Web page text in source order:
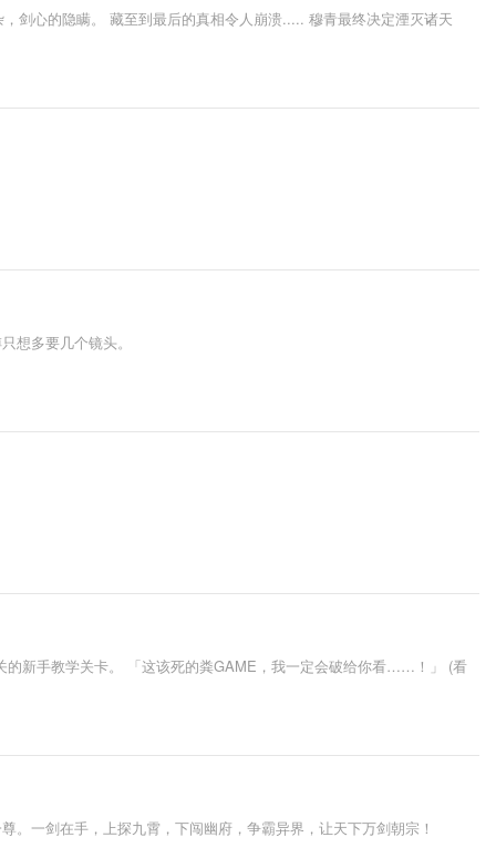
剑心的隐瞒。 藏至到最后的真相令人崩溃..... 穆青最终决定湮灭诸天
想多要几个镜头。
的新手教学关卡。 「这该死的粪GAME，我一定会破给你看……！」 (看
一剑在手，上探九霄，下闯幽府，争霸异界，让天下万剑朝宗！